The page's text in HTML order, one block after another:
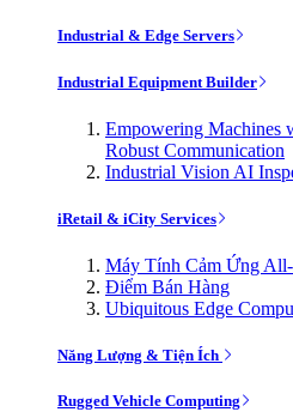
Industrial & Edge Servers
Industrial Equipment Builder
Empowering Machines
Robust Communication
Industrial Vision AI
iRetail & iCity Services
Máy Tính Cảm Ứng
Điểm Bán Hàng
Ubiquitous Edge
Năng Lượng & Tiện Ích
Rugged Vehicle Computing